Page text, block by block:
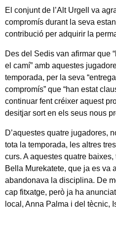
El conjunt de l’Alt Urgell va
compromís durant la seva
contribució per adquirir la
Des del Sedis van afirmar que
el camí” amb aquestes
temporada, per la seva
compromís” que “han estat
continuar fent créixer aquest
desitjar sort en els seus nous
D’aquestes quatre jugadores,
tota la temporada, les altres
curs. A aquestes quatre
Bella Murekatete, que ja es va
abandonava la disciplina. De
cap fitxatge, però ja ha
local, Anna Palma i del tècnic,